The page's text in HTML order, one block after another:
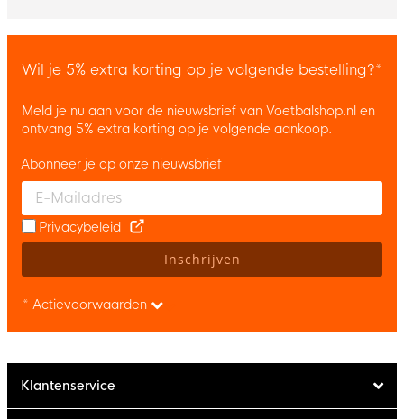
Wil je 5% extra korting op je volgende bestelling?*
Meld je nu aan voor de nieuwsbrief van Voetbalshop.nl en
ontvang 5% extra korting op je volgende aankoop.
Enter your email and accept the privacy policy to subscribe to
Abonneer je op onze nieuwsbrief
Privacybeleid
Inschrijven
* Actievoorwaarden
Klantenservice